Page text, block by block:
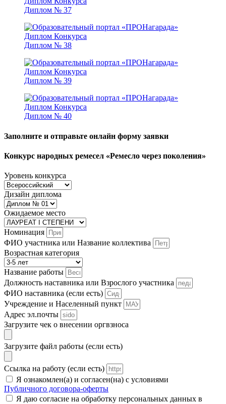
Диплом № 37
Диплом № 38
Диплом № 39
Диплом № 40
Заполните и отправьте онлайн форму заявки
Конкурс народных ремесел «Ремесло через поколения»
Уровень конкурса
Дизайн диплома
Ожидаемое место
Номинация
ФИО участника или Название коллектива
Возрастная категория
Название работы
Должность наставника или Взрослого участника
ФИО наставника (если есть)
Учреждение и Населенный пункт
Адрес эл.почты
Загрузите чек о внесении оргвзноса
Загрузите файл работы (если есть)
Ссылка на работу (если есть)
Я ознакомлен(а) и согласен(на) с условиями
Публичного договора-оферты
Я даю согласие на обработку персональных данных в